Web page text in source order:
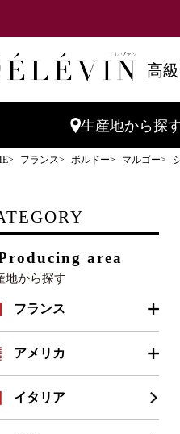
高
生産地から探
フランス ボルドー マルゴー
area
地から探す
フランス
ボルドー
シャンパーニュ
アメリカ
カリフォルニア
イタリア